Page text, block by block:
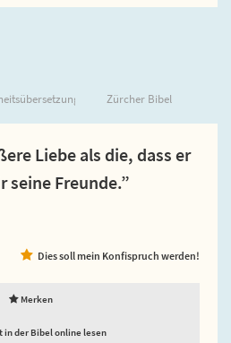
Zürcher Bibel
Liebe als die, dass er
seine Freunde.”
Dies soll mein Konfispruch werden!
Merken
in der Bibel online lesen